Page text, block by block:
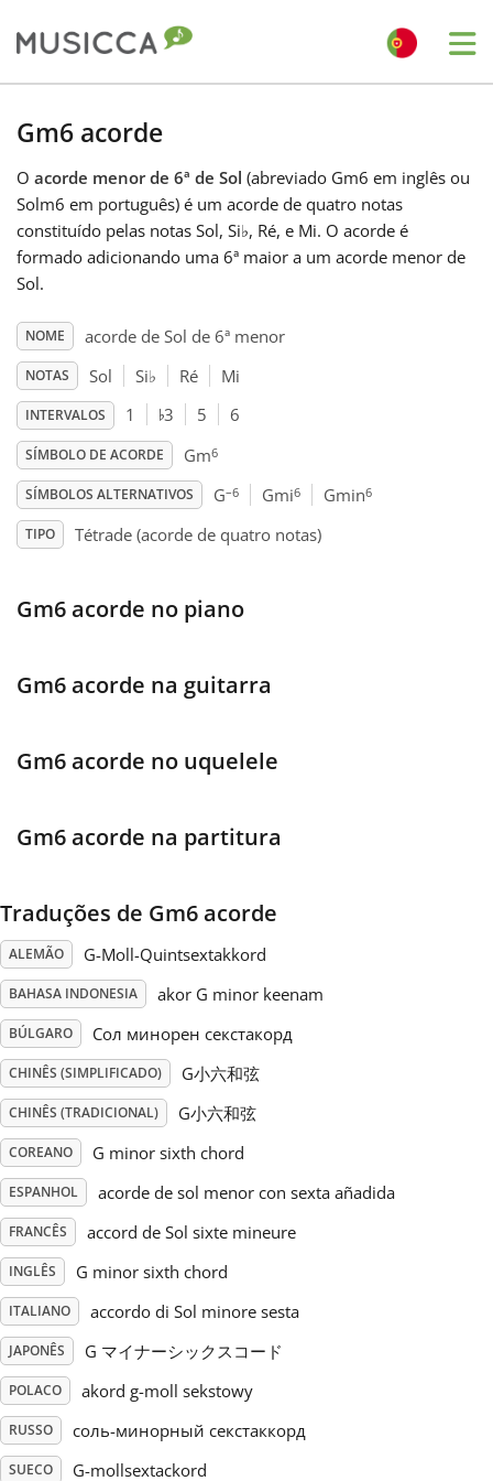
Български
Dansk
Español
Français
한국어
हिन्दी
Português
Русский
Svenska
Türkçe
Українська
简体中文
Gm6 acorde
O acorde menor de 6ª de Sol (abreviado Gm6 em inglês ou
Solm6 em português) é um acorde de quatro notas
constituído pelas notas Sol, Si♭, Ré, e Mi. O acorde é
formado adicionando uma 6ª maior a um acorde menor de
Sol.
NOME acorde de Sol de 6ª menor
NOTAS Sol Si♭ Ré Mi
INTERVALOS 1 ♭3 5 6
SÍMBOLO DE ACORDE Gm6
SÍMBOLOS ALTERNATIVOS G–6 Gmi6 Gmin6
TIPO Tétrade (acorde de quatro notas)
Gm6 acorde no piano
Gm6 acorde na guitarra
Gm6 acorde no uquelele
Gm6 acorde na partitura
Traduções de Gm6 acorde
ALEMÃO G-Moll-Quintsextakkord
BAHASA INDONESIA akor G minor keenam
BÚLGARO Сол минорен секстакорд
CHINÊS (SIMPLIFICADO) G小六和弦
CHINÊS (TRADICIONAL) G小六和弦
COREANO G minor sixth chord
ESPANHOL acorde de sol menor con sexta añadida
FRANCÊS accord de Sol sixte mineure
INGLÊS G minor sixth chord
ITALIANO accordo di Sol minore sesta
JAPONÊS G マイナーシックスコード
POLACO akord g-moll sekstowy
RUSSO соль-минорный секстаккорд
SUECO G-mollsextackord